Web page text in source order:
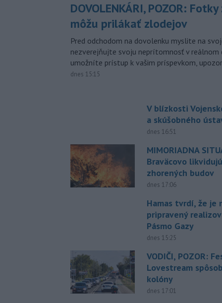
DOVOLENKÁRI, POZOR:
môžu prilákať zlodejov
Pred odchodom na dovolenku myslite na
nezverejňujte svoju neprítomnosť v reálnom
umožníte prístup k vašim príspevkom,
dnes 15:15
V blízkosti
a skúšobného
dnes 16:51
MIMORIADNA
Braväcovo
zhorených budov
dnes 17:06
Hamas tvrdí, že je
pripravený
Pásmo Gazy
dnes 15:25
VODIČI, POZOR:
Lovestream
kolóny
dnes 17:01